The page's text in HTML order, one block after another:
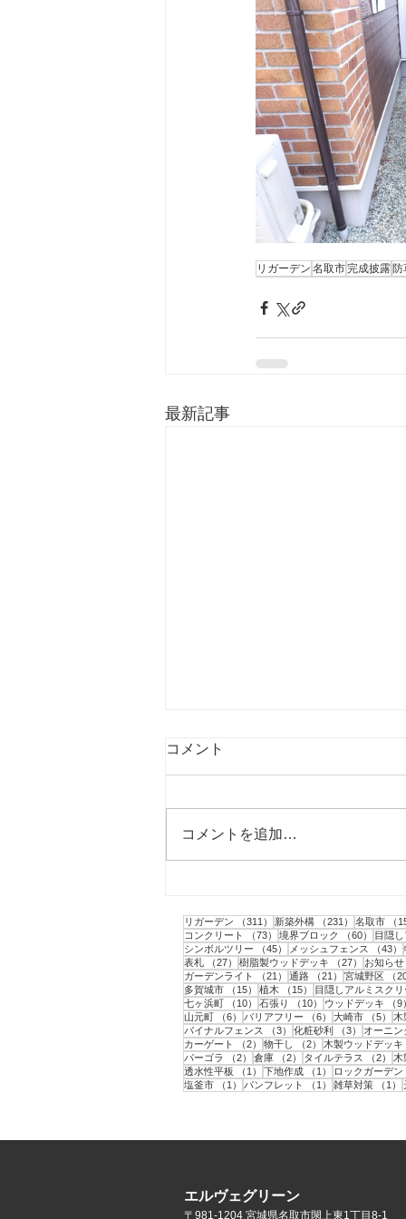
リガーデン 名取市完成披露 防
最新記事
隠しフェンス工事・3
コメント
コメントを追加…
リガーデン （311） 311件の記事
新築外構 （231） 231件の記
名取市
（
コンクリート
（73） 73件の記事
境界ブロック （60） 60件の
目隠
シンボルツリー
（45） 45件の記事
メッシュフェンス （43）
表札
（27） 27件の記事
樹脂製ウッドデッキ （27） 27件の記
お知らせ
ガーデンライト
（21） 21件の記事
通路 （21） 21件の記事
宮城野区
（
多賀城市
（15） 15件の記事
植木 （15） 15件の記事
目隠しアルミスク
七ヶ浜町
（10） 10件の記事
石張り （10） 10件の記事
ウッドデッキ
（
山元町
（6） 6件の記事
バリアフリー （6） 6件の記事
大崎市 （5） 5
木
バイナルフェンス
（3） 3件の記事
化粧砂利 （3） 3件の記事
オーニン
カーゲート
（2） 2件の記事
物干し （2） 2件の記事
木製ウッドデッキ
パーゴラ
（2） 2件の記事
倉庫 （2） 2件の記事
タイルテラス （2） 2
木
透水性平板
（1） 1件の記事
下地作成 （1） 1件の記事
ロックガーデン
塩釜市
（1） 1件の記事
パンフレット （1） 1件の記事
雑草対策 （1）
エルヴェグリーン
〒981-1204 宮城県名取市閖上東1丁目8-1